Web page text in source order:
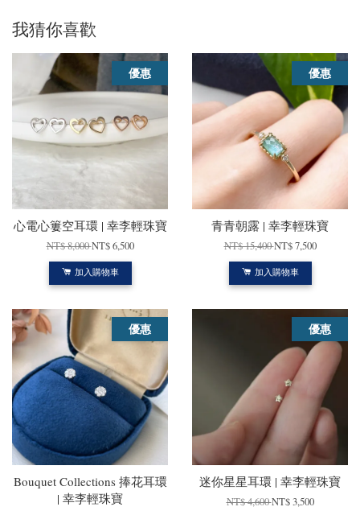
我猜你喜歡
優惠
心電心簍空耳環 | 幸李輕珠寶
NT$ 8,000NT$ 6,500
加入購物車
優惠
青青朝露 | 幸李輕珠寶
NT$ 15,400NT$ 7,500
加入購物車
優惠
Bouquet Collections 捧花耳環
| 幸李輕珠寶
優惠
迷你星星耳環 | 幸李輕珠寶
NT$ 4,600NT$ 3,500